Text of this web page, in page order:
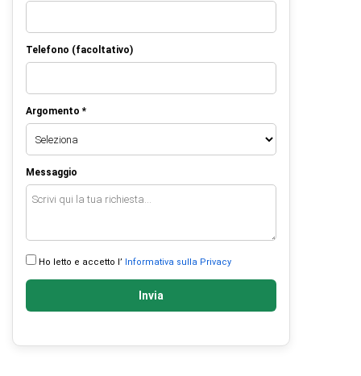
Telefono (facoltativo)
Argomento *
Messaggio
Ho letto e accetto l’ Informativa sulla Privacy
Invia